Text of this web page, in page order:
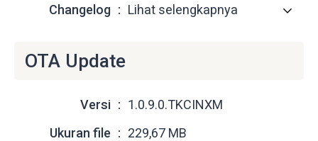
Changelog
Lihat selengkapnya
OTA Update
Versi
1.0.9.0.TKCINXM
Ukuran file
229,67 MB